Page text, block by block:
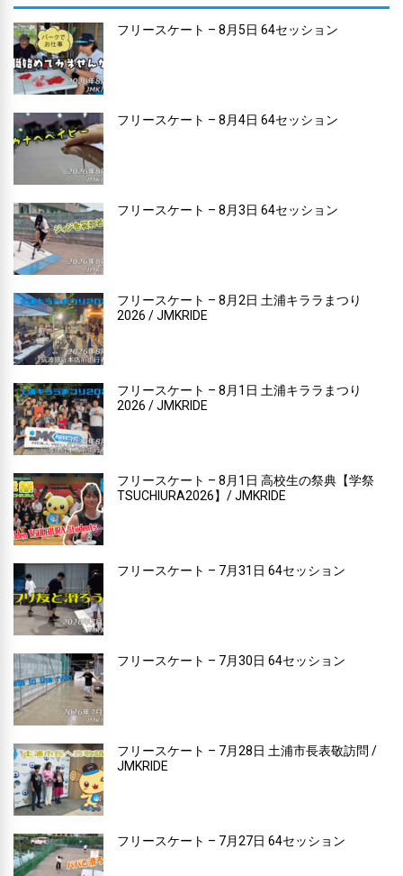
フリースケート – 8月5日 64セッション
フリースケート – 8月4日 64セッション
フリースケート – 8月3日 64セッション
フリースケート – 8月2日 土浦キララまつり
2026 / JMKRIDE
フリースケート – 8月1日 土浦キララまつり
2026 / JMKRIDE
フリースケート – 8月1日 高校生の祭典【学祭
TSUCHIURA2026】/ JMKRIDE
フリースケート – 7月31日 64セッション
フリースケート – 7月30日 64セッション
フリースケート – 7月28日 土浦市長表敬訪問 /
JMKRIDE
フリースケート – 7月27日 64セッション